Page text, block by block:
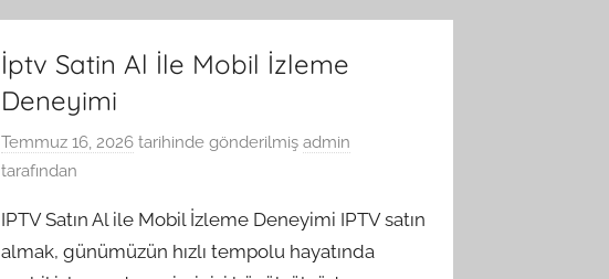
İptv Satin Al İle Mobil İzleme
Deneyimi
Temmuz 16, 2026 tarihinde gönderilmiş admin
tarafından
IPTV Satın Al ile Mobil İzleme Deneyimi IPTV satın
almak, günümüzün hızlı tempolu hayatında